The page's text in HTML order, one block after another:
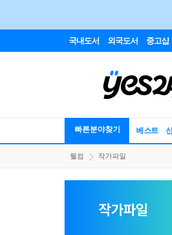
국내도서 외국도서 중고샵
빠른분야찾기 베스트
웰컴 작가파일
작가파일